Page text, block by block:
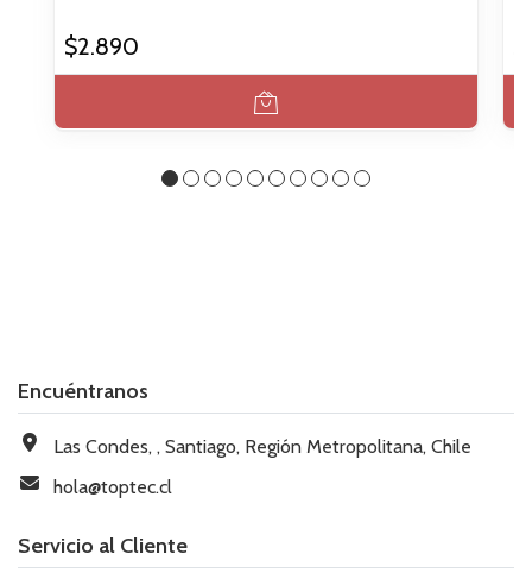
$2.890
Encuéntranos
Las Condes, , Santiago, Región Metropolitana, Chile
hola@toptec.cl
Servicio al Cliente